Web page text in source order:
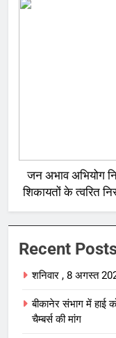
जन अभाव अभियोग
शिकायतों के त्वरित
Recent
शनिवार , 8 अगस्त
बीकानेर संभाग में हाई
चैम्बर्स की मांग